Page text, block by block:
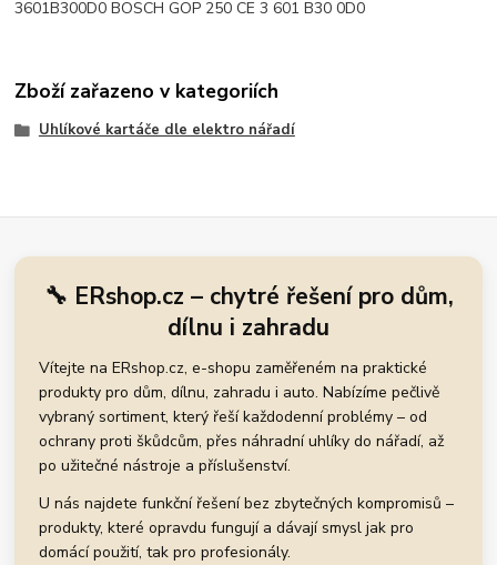
3601B300D0 BOSCH GOP 250 CE 3 601 B30 0D0
Zboží zařazeno v kategoriích
Uhlíkové kartáče dle elektro nářadí
🔧 ERshop.cz – chytré řešení pro dům,
dílnu i zahradu
Vítejte na ERshop.cz, e-shopu zaměřeném na praktické
produkty pro dům, dílnu, zahradu i auto. Nabízíme pečlivě
vybraný sortiment, který řeší každodenní problémy – od
ochrany proti škůdcům, přes náhradní uhlíky do nářadí, až
po užitečné nástroje a příslušenství.
U nás najdete funkční řešení bez zbytečných kompromisů –
produkty, které opravdu fungují a dávají smysl jak pro
domácí použití, tak pro profesionály.